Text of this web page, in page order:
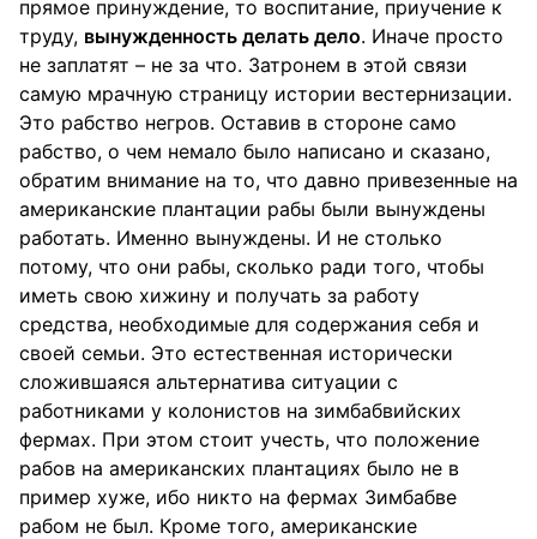
прямое принуждение, то воспитание, приучение к
труду, вынужденность делать дело. Иначе просто
не заплатят – не за что. Затронем в этой связи
самую мрачную страницу истории вестернизации.
Это рабство негров. Оставив в стороне само
рабство, о чем немало было написано и сказано,
обратим внимание на то, что давно привезенные на
американские плантации рабы были вынуждены
работать. Именно вынуждены. И не столько
потому, что они рабы, сколько ради того, чтобы
иметь свою хижину и получать за работу
средства, необходимые для содержания себя и
своей семьи. Это естественная исторически
сложившаяся альтернатива ситуации с
работниками у колонистов на зимбабвийских
фермах. При этом стоит учесть, что положение
рабов на американских плантациях было не в
пример хуже, ибо никто на фермах Зимбабве
рабом не был. Кроме того, американские